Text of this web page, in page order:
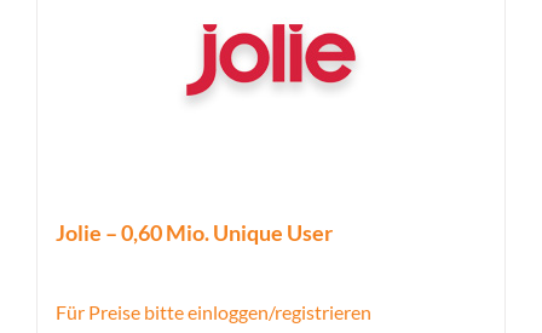
Jolie – 0,60 Mio. Unique User
Für Preise bitte einloggen/registrieren